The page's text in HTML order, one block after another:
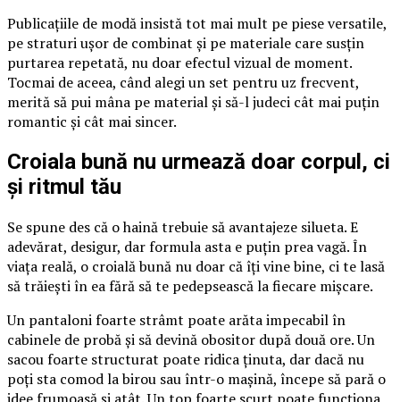
Publicațiile de modă insistă tot mai mult pe piese versatile,
pe straturi ușor de combinat și pe materiale care susțin
purtarea repetată, nu doar efectul vizual de moment.
Tocmai de aceea, când alegi un set pentru uz frecvent,
merită să pui mâna pe material și să-l judeci cât mai puțin
romantic și cât mai sincer.
Croiala bună nu urmează doar corpul, ci
și ritmul tău
Se spune des că o haină trebuie să avantajeze silueta. E
adevărat, desigur, dar formula asta e puțin prea vagă. În
viața reală, o croială bună nu doar că îți vine bine, ci te lasă
să trăiești în ea fără să te pedepsească la fiecare mișcare.
Un pantaloni foarte strâmt poate arăta impecabil în
cabinele de probă și să devină obositor după două ore. Un
sacou foarte structurat poate ridica ținuta, dar dacă nu
poți sta comod la birou sau într-o mașină, începe să pară o
idee frumoasă și atât. Un top foarte scurt poate funcționa